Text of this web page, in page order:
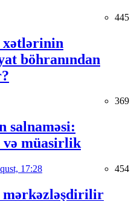
445
xətlərinin
böhranından
369
salnaməsi:
və müasirlik
17:28 454